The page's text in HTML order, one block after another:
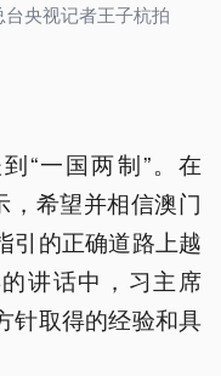
央视记者王子杭拍
“一国两制”。在
希望并相信澳门
引的正确道路上越
讲话中，习主席
针取得的经验和具